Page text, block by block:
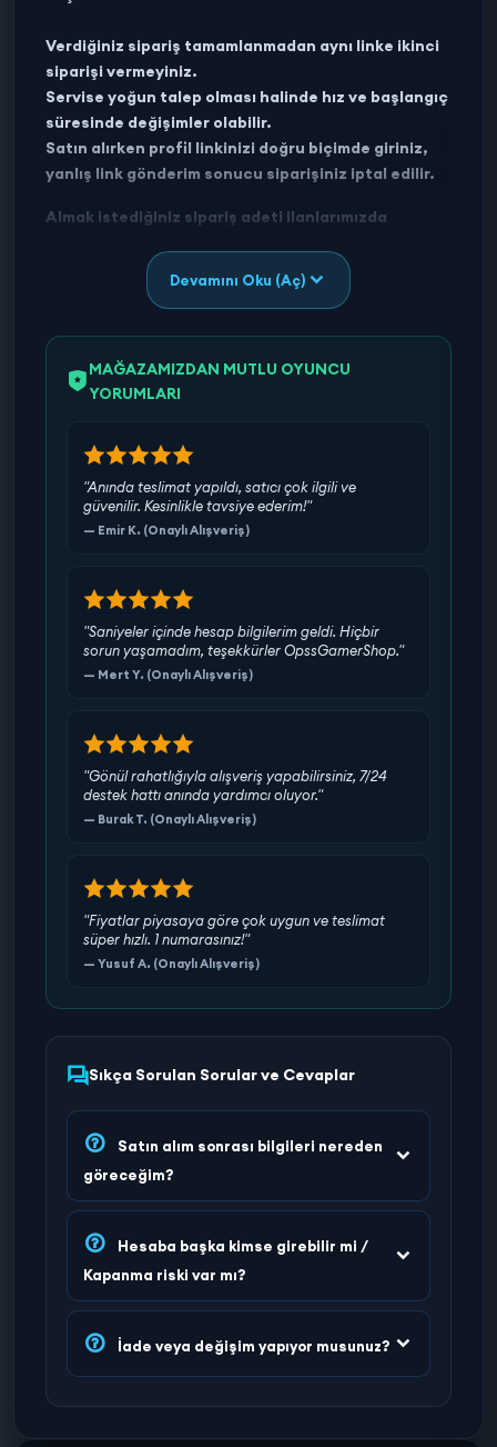
Verdiğiniz sipariş tamamlanmadan aynı linke ikinci
siparişi vermeyiniz.
Servise yoğun talep olması halinde hız ve başlangıç
süresinde değişimler olabilir.
Satın alırken profil linkinizi doğru biçimde giriniz,
yanlış link gönderim sonucu siparişiniz iptal edilir.
Almak istediğiniz sipariş adeti ilanlarımızda
Aldığınız adet kadar gönderim sağlanacaktır.
Devamını Oku (Aç)
MAĞAZAMIZDAN MUTLU OYUNCU
YORUMLARI
"Anında teslimat yapıldı, satıcı çok ilgili ve
güvenilir. Kesinlikle tavsiye ederim!"
— Emir K. (Onaylı Alışveriş)
"Saniyeler içinde hesap bilgilerim geldi. Hiçbir
sorun yaşamadım, teşekkürler OpssGamerShop."
— Mert Y. (Onaylı Alışveriş)
"Gönül rahatlığıyla alışveriş yapabilirsiniz, 7/24
destek hattı anında yardımcı oluyor."
— Burak T. (Onaylı Alışveriş)
"Fiyatlar piyasaya göre çok uygun ve teslimat
süper hızlı. 1 numarasınız!"
— Yusuf A. (Onaylı Alışveriş)
Sıkça Sorulan Sorular ve Cevaplar
Satın alım sonrası bilgileri nereden
göreceğim?
Hesaba başka kimse girebilir mi /
Kapanma riski var mı?
İade veya değişim yapıyor musunuz?